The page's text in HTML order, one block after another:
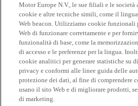
Motor Europe N.V., le sue filiali e le
cookie e altre tecniche simili, come il
Web beacon. Utilizziamo cookie funzionali
Web di funzionare correttamente e per
funzionalità di base, come la
di accesso e le preferenze per la lingua.
cookie analitici per generare statistiche su
privacy e conformi alle linee guida delle
protezione dei dati, al fine di comprendere
usano il sito Web e di migliorare prodotti,
di marketing.